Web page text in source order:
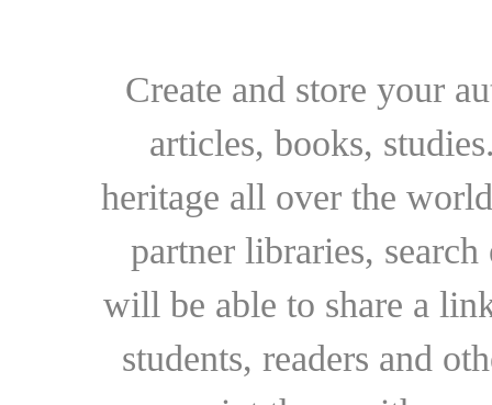
Create and store your
articles, books,
heritage all over the
partner libraries,
will be able to share a
students, readers and